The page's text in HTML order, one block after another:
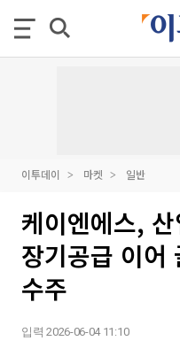
이투데이 마켓 일반
케이엔에스,
장기공급 이어
수주
입력 2026-06-04 11:10